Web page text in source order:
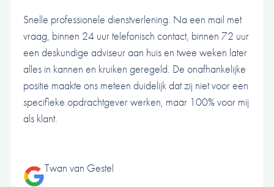
Snelle professionele dienstverlening. Na een mail met
vraag, binnen 24 uur telefonisch contact, binnen 72 uur
een deskundige adviseur aan huis en twee weken later
alles in kannen en kruiken geregeld. De onafhankelijke
positie maakte ons meteen duidelijk dat zij niet voor een
specifieke opdrachtgever werken, maar 100% voor mij
als klant.
Twan van Gestel